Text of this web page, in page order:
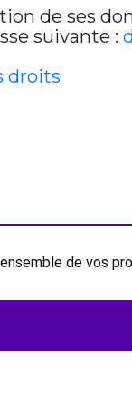
de ses
suivante :
droits
de vos